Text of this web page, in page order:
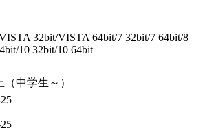
32bit/VISTA 64bit/7 32bit/7 64bit/8
10 32bit/10 64bit
（中学生～）